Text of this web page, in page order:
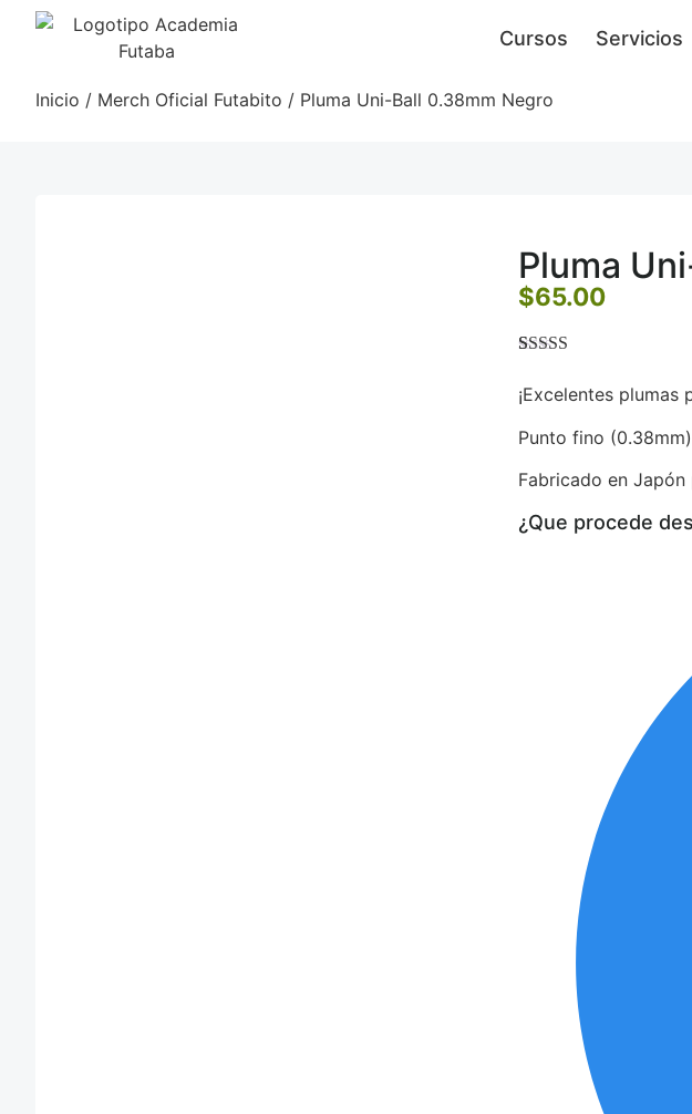
Cursos Servicios
Inicio / Merch Oficial Futabito / Pluma Uni-Ball 0.38mm Negro
Pluma
$65.00
5.00sobre 5
basado en
de cliente
¡Excelentes plumas
Punto fino
Fabricado en
¿Que procede